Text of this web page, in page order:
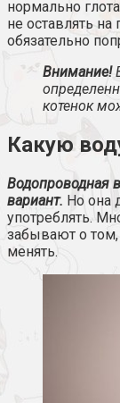
нормально
не оставлять
обязательно
Внимание!
котенок
Какую
Водопроводная
вариант. Но она
употреблять.
забывают о том,
менять.